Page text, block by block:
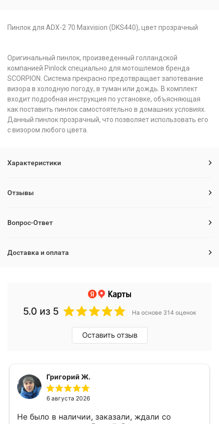
Пинлок для ADX-2 70 Maxvision (DKS440), цвет прозрачный
Оригинальный пинлок, произведенный голландской
компанией Pinlock специально для мотошлемов бренда
SCORPION. Система прекрасно предотвращает запотевание
визора в холодную погоду, в туман или дождь. В комплект
входит подробная инструкция по установке, объясняющая
как поставить пинлок самостоятельно в домашних условиях.
Данный пинлок прозрачный, что позволяет использовать его
с визором любого цвета.
Характеристики
Отзывы
Вопрос-Ответ
Доставка и оплата